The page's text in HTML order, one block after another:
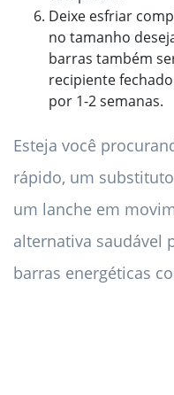
Deixe esfriar
no tamanho
barras também
recipiente
por 1-2 semanas.
Esteja você
rápido, um
um lanche em
alternativa saudável
barras energéticas